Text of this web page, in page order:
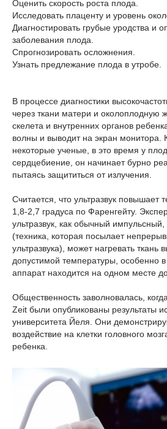
Оценить скорость роста плода.
Исследовать плаценту и уровень
Диагностировать грубые уродства и
заболевания плода.
Спрогнозировать осложнения.
Узнать предлежание плода в утробе.
В процессе диагностики
через ткани матери и околоплодную
скелета и внутренних органов
волны и выводит на экран монитора.
некоторые ученые, в это время у
сердцебиение, он начинает бурно
пытаясь защититься от излучения.
Считается, что ультразвук повышает
1,8-2,7 градуса по Фаренгейту.
ультразвук, как обычный импульсный,
(техника, которая посылает
ультразвука), может нагревать
допустимой температуры, особенно в
аппарат находится на одном месте
Общественность заволновалась,
Zeit были опубликованы результаты
университета Йеля. Они
воздействие на клетки головного
ребенка.